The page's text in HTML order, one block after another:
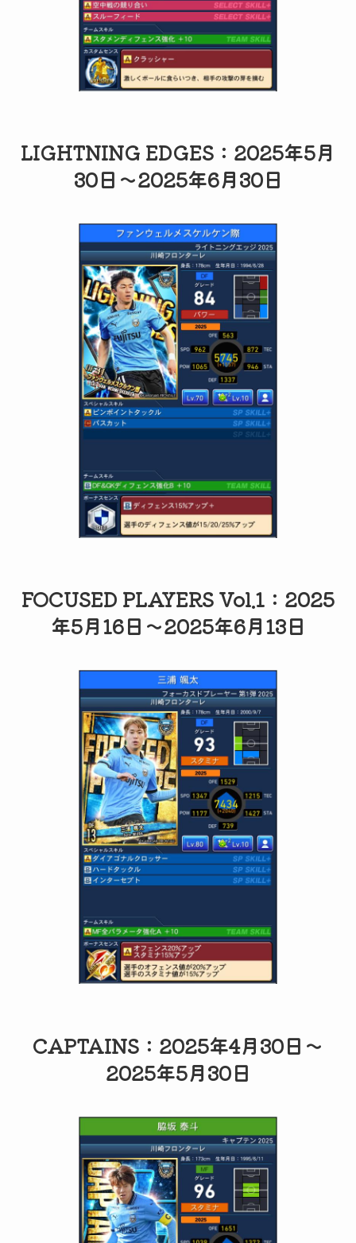
LIGHTNING EDGES：2025年5月
30日～2025年6月30日
FOCUSED PLAYERS Vol.1：2025
年5月16日～2025年6月13日
CAPTAINS：2025年4月30日～
2025年5月30日